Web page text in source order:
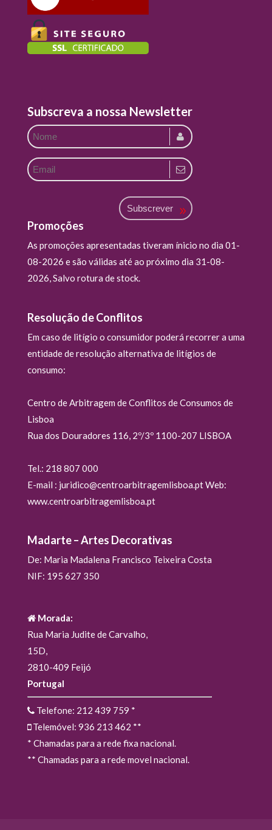
Subscreva a nossa Newsletter
Subscrever
Promoções
As promoções apresentadas tiveram ínicio no dia 01-
08-2026 e são válidas até ao próximo dia 31-08-
2026, Salvo rotura de stock.
Resolução de Conflitos
Em caso de litígio o consumidor poderá recorrer a uma
entidade de resolução alternativa de litígios de
consumo:
Centro de Arbitragem de Conflitos de Consumos de
Lisboa
Rua dos Douradores 116, 2º/3º 1100-207 LISBOA
Tel.: 218 807 000
E-mail : juridico@centroarbitragemlisboa.pt Web:
www.centroarbitragemlisboa.pt
Madarte – Artes Decorativas
De: Maria Madalena Francisco Teixeira Costa
NIF: 195 627 350
Morada:
Rua Maria Judite de Carvalho,
15D,
2810-409 Feijó
Portugal
Telefone: 212 439 759 *
Telemóvel: 936 213 462 **
* Chamadas para a rede fixa nacional.
** Chamadas para a rede movel nacional.